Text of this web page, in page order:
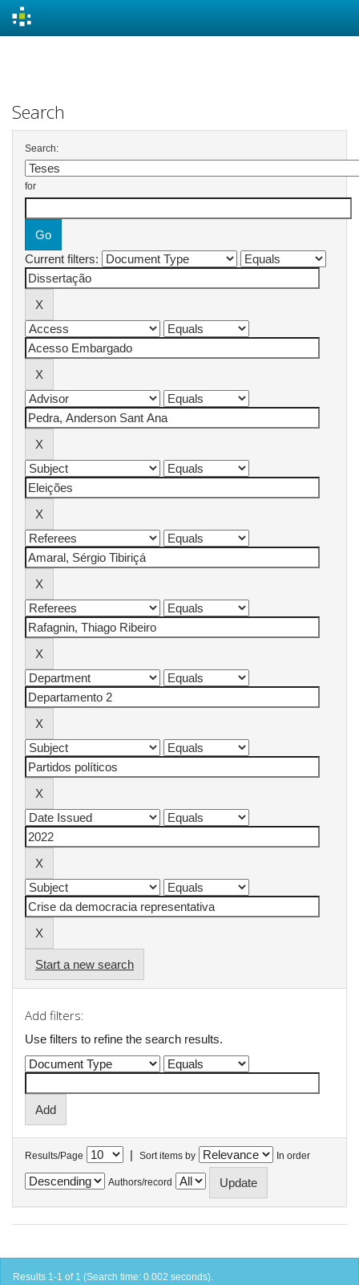
Search
Search:
for
Current filters:
Start a new search
Add filters:
Use filters to refine the search results.
Results/Page | Sort items by In order
Authors/record
Results 1-1 of 1 (Search time: 0.002 seconds).